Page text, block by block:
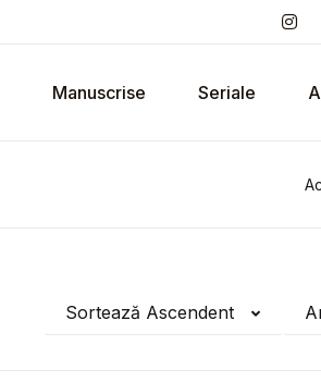
Manuscrise Seriale
Sortează Ascendent